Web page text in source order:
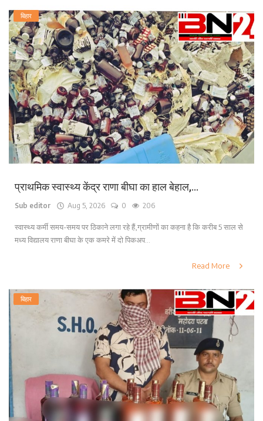
बिहार
प्राथमिक स्वास्थ्य केंद्र राणा बीघा का हाल बेहाल,...
Sub editor Aug 5, 2026 0 206
स्वास्थ्य कर्मी समय-समय पर ठिकाने लगा रहे हैं,ग्रामीणों का कहना है कि करीब 5 साल से
मध्य विद्यालय राणा बीघा के एक कमरे में दो पिकअप...
Read More
बिहार